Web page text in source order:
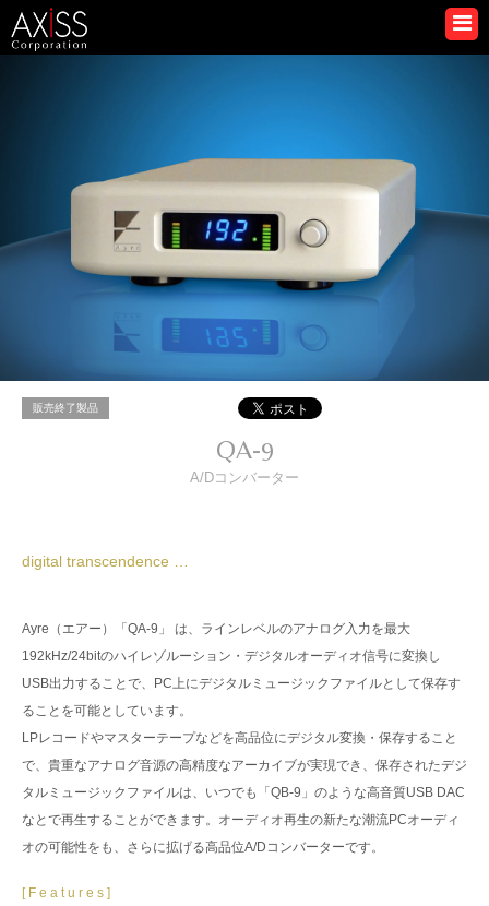
販売終了製品
QA-9
A/Dコンバーター
digital transcendence …
Ayre（エアー）「QA-9」 は、ラインレベルのアナログ入力を最大
192kHz/24bitのハイレゾルーション・デジタルオーディオ信号に変換し
USB出力することで、PC上にデジタルミュージックファイルとして保存す
ることを可能としています。
LPレコードやマスターテープなどを高品位にデジタル変換・保存すること
で、貴重なアナログ音源の高精度なアーカイブが実現でき、保存されたデジ
タルミュージックファイルは、いつでも「QB-9」のような高音質USB DAC
なとで再生することができます。オーディオ再生の新たな潮流PCオーディ
オの可能性をも、さらに拡げる高品位A/Dコンバーターです。
[ F e a t u r e s ]